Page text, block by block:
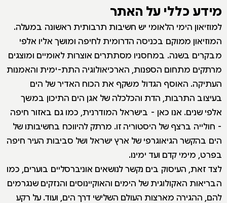
מידע כללי על האתר
למוזיאון הימי הלאומי יש חשיבות תרבותית ראשונה במעלה.
המוזיאון ממוקם בכניסה הדרומית לחיפה ומושך אליו אלפי
מבקרים בשנה. במחסניו מסתתרים אוצרות לאומיים ומוצגים
מרתקים מתחום הספנות, הארכיאולוגיה התת-ימית והאמנות
העתיקה. האוסף הגדול משקף את הכוח האדיר של הים
בעיצוב התרבות, הדת והכלכלה של אגן הים התיכון במשך
אלפי שנים. אנו כאן - בישראל המודרנית, כמו גם באזור חיפה
- חולייה ברצף של היסטוריה זו. מרתק להיווכח בחשיבותו של
הים בהקשר הגיאוגרפי של ארץ ישראל ושל סביבות העיר חיפה
בפרט, מימי קדם ועד ימינו.
לצד זאת, העיסוק בים נקשר לנושאים אוניברסליים בוערים, כמו
הבריאות האקולוגית של הימים והאוקיינוסים והנזקים שנגרמים
להם, ההגירה מארצות העולם השלישי דרך הים, ועוד. על רקע